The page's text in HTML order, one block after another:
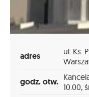
adres
ul. Ks.
godz. otw. 10.00,